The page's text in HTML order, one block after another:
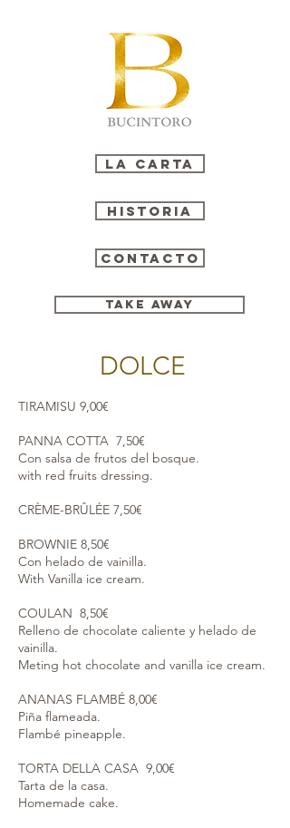
La carta
Historia
Contacto
Take Away
DOLCE
TIRAMISU 9,00€
PANNA COTTA 7,50€
Con salsa de frutos del bosque.
with red fruits dressing.
CRÈME-BRÛLÉE 7,50€
BROWNIE 8,50€
Con helado de vainilla.
With Vanilla ice cream.
COULAN 8,50€
Relleno de chocolate caliente y helado de
vainilla.
Meting hot chocolate and vanilla ice cream.
ANANAS FLAMBÉ 8,00€
Piña flameada.
Flambé pineapple.
TORTA DELLA CASA 9,00€
Tarta de la casa.
Homemade cake.